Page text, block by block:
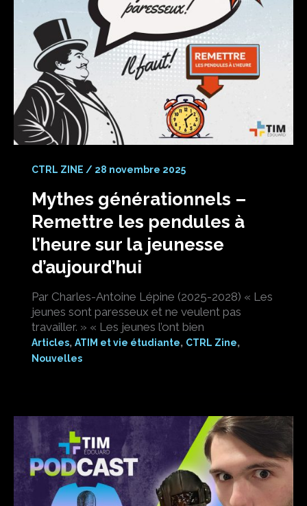
CTRL ZINE / 28 novembre 2025
Mythes générationnels –
Remettre les pendules à
l’heure sur la jeunesse
d’aujourd’hui
Par Charles-Antoine Lépine (2025-2028) « Les
jeunes sont paresseux et ne veulent pas
travailler. » « Les jeunes l’ont bien
Articles, ATIM et vie étudiante, CTRL Zine,
Nouvelles